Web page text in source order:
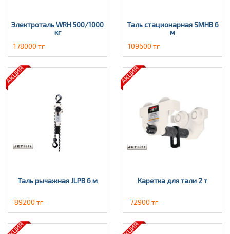
Электроталь WRH 500/1000
кг
178000 тг
Таль стационарная SMHВ 6
м
109600 тг
Таль рычажная JLPВ 6 м
89200 тг
Каретка для тали 2 т
72900 тг